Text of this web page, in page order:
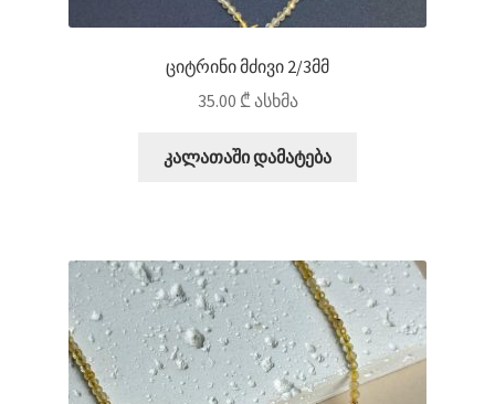
ციტრინი მძივი 2/3მმ
35.00 ₾ ასხმა
კალათაში დამატება